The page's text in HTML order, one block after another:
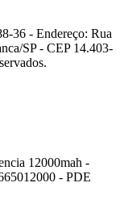
36 - Endereço: Rua
SP - CEP 14.403-
12000mah -
- PDE